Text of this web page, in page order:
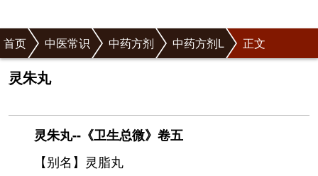
首页 中医常识 中药方剂 中药方剂L 正文
灵朱丸
灵朱丸--《卫生总微》卷五
【别名】灵脂丸